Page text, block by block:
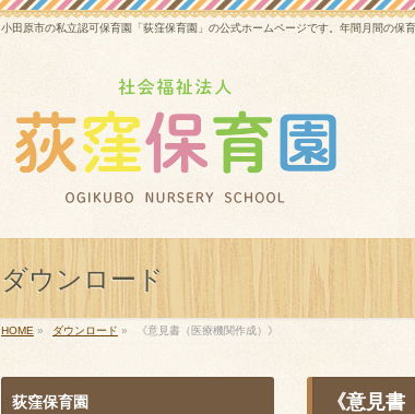
小田原市の私立認可保育園「荻窪保育園」の公式ホームページです。年間月間の保
ダウンロード
HOME » ダウンロード » 《意見書（医療機関作成）》
《意見書
荻窪保育園